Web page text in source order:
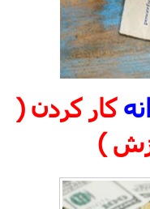
کار کردن (
)